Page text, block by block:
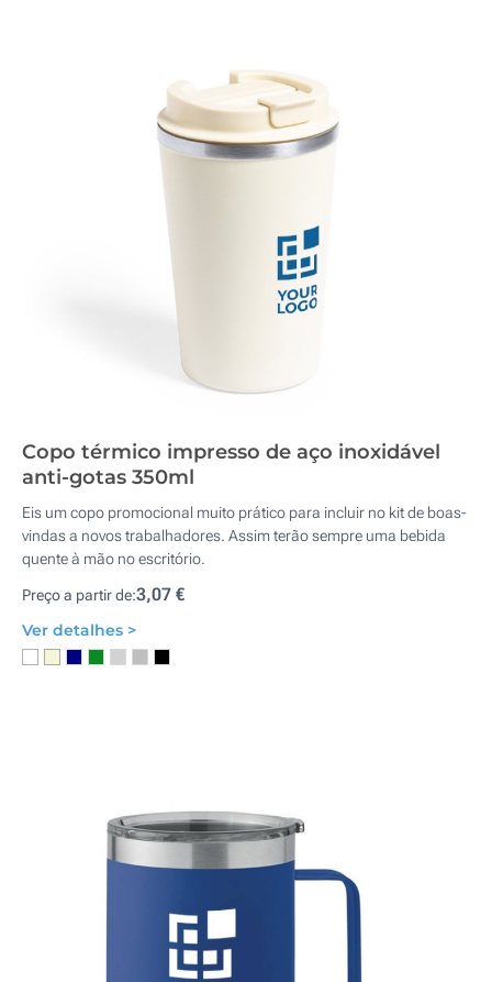
Copo térmico impresso de aço inoxidável
anti-gotas 350ml
Eis um copo promocional muito prático para incluir no kit de boas-
vindas a novos trabalhadores. Assim terão sempre uma bebida
quente à mão no escritório.
Preço a partir de:3,07 €
Ver detalhes >